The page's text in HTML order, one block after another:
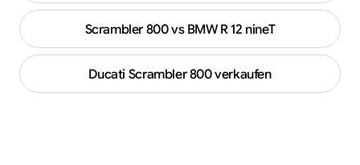
Scrambler 800 vs BMW R 12 nineT
DucatiScrambler 800verkaufen